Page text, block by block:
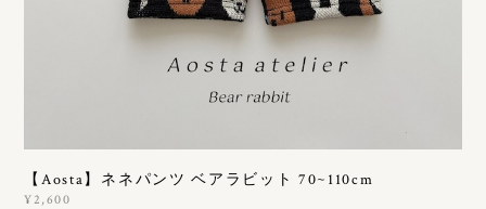
【Aosta】ネネパンツ ベアラビット 70~110cm
¥2,600